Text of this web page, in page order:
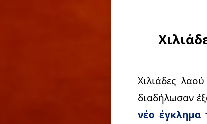
Χιλιάδες
διαδήλωσαν
νέο έγκλημα